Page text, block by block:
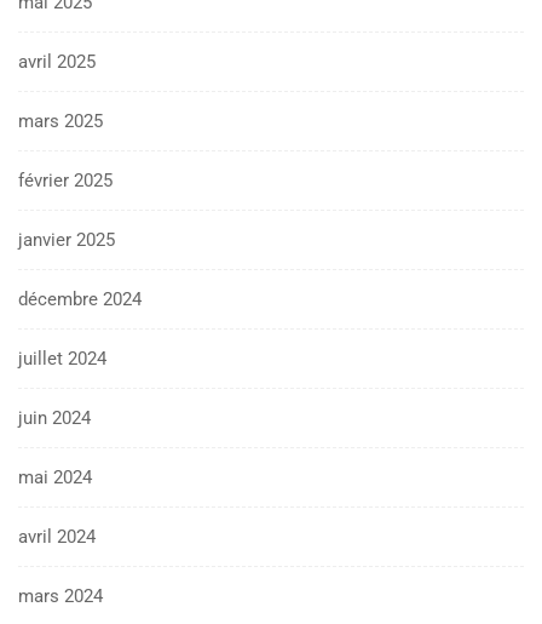
avril 2025
mars 2025
février 2025
janvier 2025
décembre 2024
juillet 2024
juin 2024
mai 2024
avril 2024
mars 2024